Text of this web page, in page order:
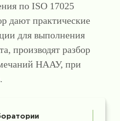
по ISO 17025
дают практические
для выполнения
производят разбор
НААУ, при